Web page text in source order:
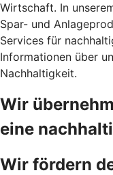
Wirtschaft. In
Spar- und
Services für
Informationen über
Nachhaltigkeit.
Wir
eine
Wir fördern